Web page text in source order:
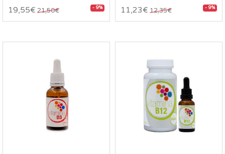
19,55€ 21,50€ - 9% 11,23€ 12,35€ - 9%